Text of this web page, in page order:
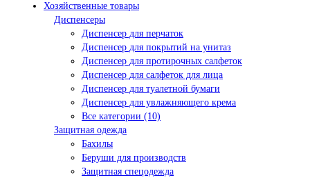
Хозяйственные товары
Диспенсеры
Диспенсер для перчаток
Диспенсер для покрытий на унитаз
Диспенсер для протирочных салфеток
Диспенсер для салфеток для лица
Диспенсер для туалетной бумаги
Диспенсер для увлажняющего крема
Все категории (10)
Защитная одежда
Бахилы
Беруши для производств
Защитная спецодежда